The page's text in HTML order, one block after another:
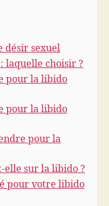
e
s
a
u
e
v
c
d
désir sexuel
laquelle choisir ?
pour la libido
pour la libido
pour la
elle sur la libido ?
pour votre libido